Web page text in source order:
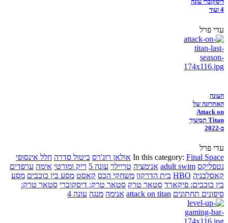
4 ועוד
עדי פרל
העונה
האחרונה של
Attack on
Titan תמשיך
ב-2022
עדי פרל
In this category: Final Space אולאן רוג'רס ביטול סדרה חלל אינסופי
נטפליקס adult swim אנימציה טריילר עונה 5 ריק ומורטי אימה ערפדים
קאסלבניה HBO בית הדרקון משחקי הכס קאסט מסע בין כוכבים מסע
בין כוכבים: פיקארד סטאר טרק סטאר טרק: דיסקוברי סטאר טרק:
סיפונים תחתונים attack on titan אנימה מנגה עונה 4